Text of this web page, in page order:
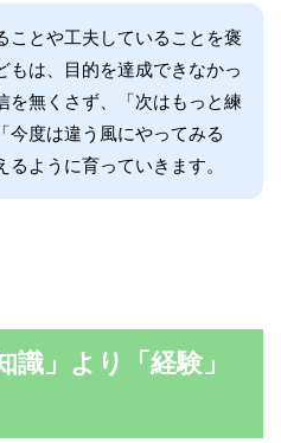
ことや工夫していることを褒
もは、目的を達成できなかっ
を無くさず、「次はもっと練
今度は違う風にやってみる
るように育っていきます。
識」より「経験」